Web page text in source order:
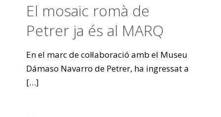
El mosaic romà de
Petrer ja és al MARQ
En el marc de col·laboració amb el Museu
Dámaso Navarro de Petrer, ha ingressat a
[…]